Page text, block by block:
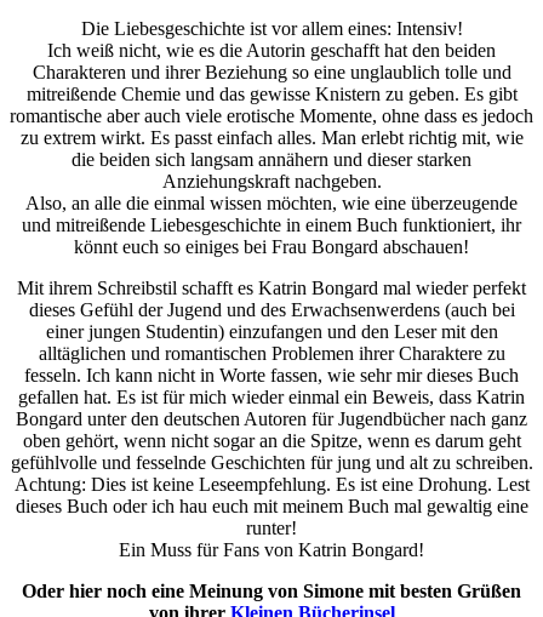
Die Liebesgeschichte ist vor allem eines: Intensiv!
Ich weiß nicht, wie es die Autorin geschafft hat den beiden
Charakteren und ihrer Beziehung so eine unglaublich tolle und
mitreißende Chemie und das gewisse Knistern zu geben. Es gibt
romantische aber auch viele erotische Momente, ohne dass es jedoch
zu extrem wirkt. Es passt einfach alles. Man erlebt richtig mit, wie
die beiden sich langsam annähern und dieser starken
Anziehungskraft nachgeben.
Also, an alle die einmal wissen möchten, wie eine überzeugende
und mitreißende Liebesgeschichte in einem Buch funktioniert, ihr
könnt euch so einiges bei Frau Bongard abschauen!
Mit ihrem Schreibstil schafft es Katrin Bongard mal wieder perfekt
dieses Gefühl der Jugend und des Erwachsenwerdens (auch bei
einer jungen Studentin) einzufangen und den Leser mit den
alltäglichen und romantischen Problemen ihrer Charaktere zu
fesseln. Ich kann nicht in Worte fassen, wie sehr mir dieses Buch
gefallen hat. Es ist für mich wieder einmal ein Beweis, dass Katrin
Bongard unter den deutschen Autoren für Jugendbücher nach ganz
oben gehört, wenn nicht sogar an die Spitze, wenn es darum geht
gefühlvolle und fesselnde Geschichten für jung und alt zu schreiben.
Achtung: Dies ist keine Leseempfehlung. Es ist eine Drohung. Lest
dieses Buch oder ich hau euch mit meinem Buch mal gewaltig eine
runter!
Ein Muss für Fans von Katrin Bongard!
Oder hier noch eine Meinung von Simone mit besten Grüßen